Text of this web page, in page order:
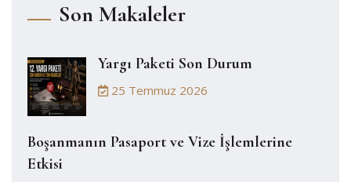
Son Makaleler
Yargı Paketi Son Durum
25 Temmuz 2026
Boşanmanın Pasaport ve Vize İşlemlerine
Etkisi